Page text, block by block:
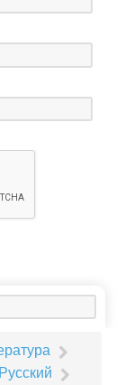
Русский